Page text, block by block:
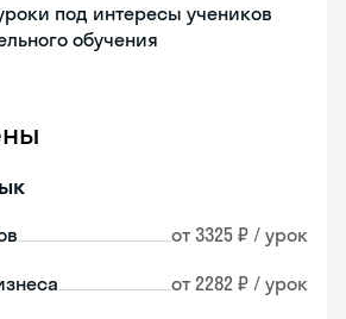
под интересы учеников
обучения
от 3325 ₽ / урок
от 2282 ₽ / урок